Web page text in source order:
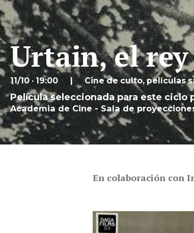
Urtain, el
11/10 · 19:00 Cine de culto, películas
Película seleccionada para este
Academia de Cine - Sala de
En colaboración con